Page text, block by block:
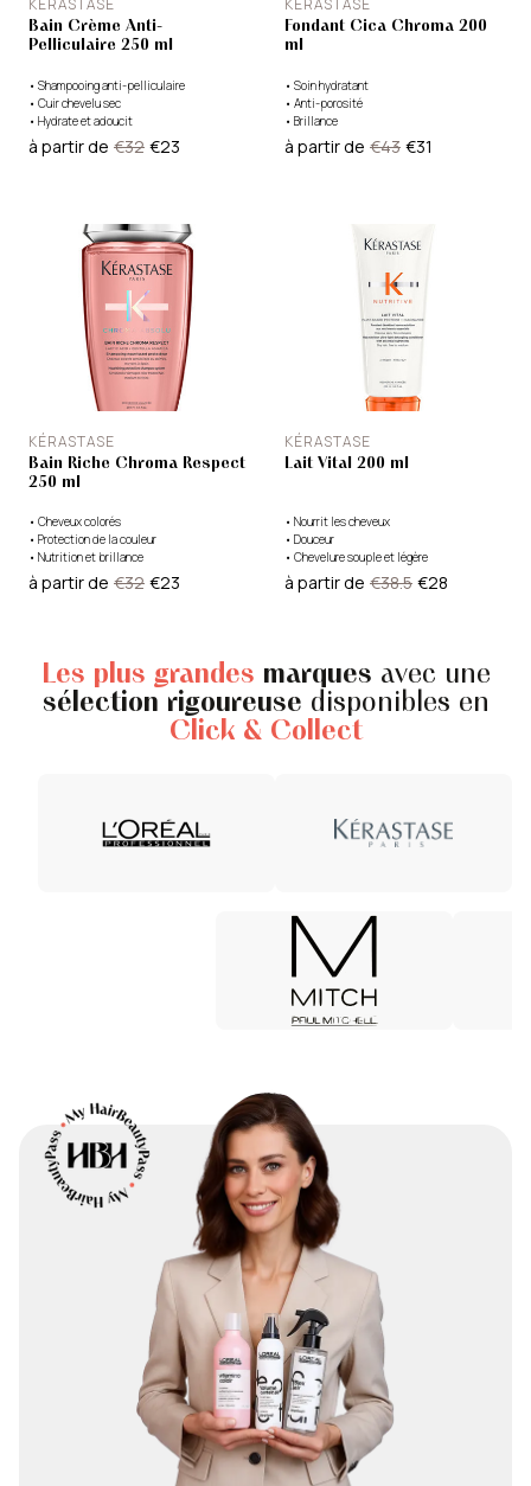
KÉRASTASE
Bain Crème Anti-
Pelliculaire 250 ml
• Shampooing anti-pelliculaire
• Cuir chevelu sec
• Hydrate et adoucit
à partir de €32 €23
KÉRASTASE
Fondant Cica Chroma 200
ml
• Soin hydratant
• Anti-porosité
• Brillance
à partir de €43 €31
KÉRASTASE
Bain Riche Chroma Respect
250 ml
• Cheveux colorés
• Protection de la couleur
• Nutrition et brillance
à partir de €32 €23
KÉRASTASE
Lait Vital 200 ml
• Nourrit les cheveux
• Douceur
• Chevelure souple et légère
à partir de €38.5 €28
Les plus grandes marques avec une
sélection rigoureuse disponibles en
Click & Collect